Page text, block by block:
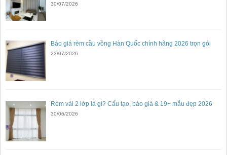
30/07/2026
Báo giá rèm cầu vồng Hàn Quốc chính hãng 2026 trọn gói
23/07/2026
Rèm vải 2 lớp là gì? Cấu tạo, báo giá & 19+ mẫu đẹp 2026
30/06/2026